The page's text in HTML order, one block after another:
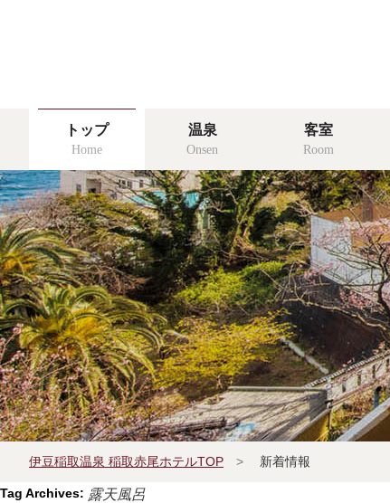
onsen
食事
food
リゾッチャ
risocha izu
アクセス
access
トップ
Home
温泉
Onsen
客室
Room
伊豆稲取温泉 稲取赤尾ホテルTOP > 新着情報
Tag Archives: 露天風呂